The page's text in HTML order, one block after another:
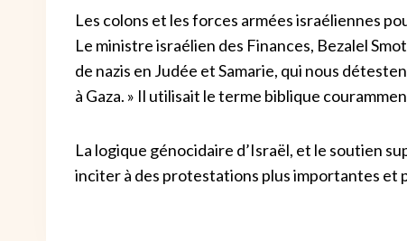
Les colons et les forces armées israéliennes
Le ministre israélien des Finances, Bezalel
de nazis en Judée et Samarie, qui nous
à Gaza. » Il utilisait le terme biblique
La logique génocidaire d’Israël, et le soutien
inciter à des protestations plus importantes et